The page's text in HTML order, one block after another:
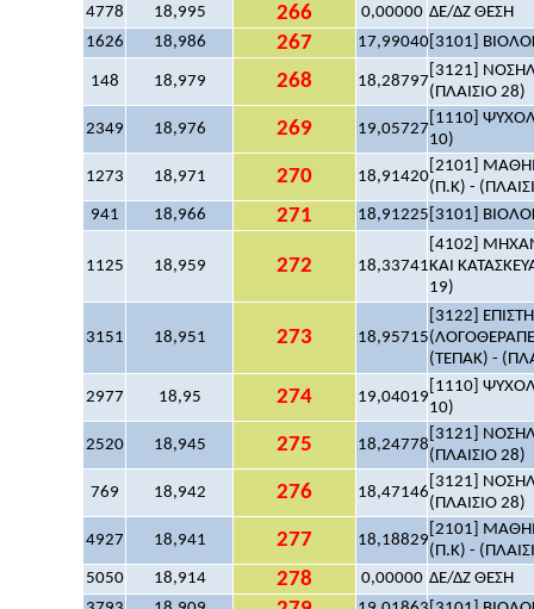
4778
18,995 266 0,00000 ΔΕ/ΔΖ ΘΕΣΗ
1626
18,986 267 17,99040 [3101]
148 18,979 268 18,28797
[3121]
(ΠΛΑΙΣΙΟ 28)
2349 18,976 269 19,05727
[1110]
10)
1273 18,971 270 18,91420
[2101]
(Π.Κ) -
941
18,966 271 18,91225 [3101]
1125 18,959 272 18,33741
[4102]
ΚΑΙ
19)
3151 18,951 273 18,95715
[3122]
(ΤΕΠΑΚ) -
2977 18,95 274 19,04019
[1110]
10)
2520 18,945 275 18,24778
[3121]
(ΠΛΑΙΣΙΟ 28)
769 18,942 276 18,47146
[3121]
(ΠΛΑΙΣΙΟ 28)
4927 18,941 277 18,18829
[2101]
(Π.Κ) -
5050
18,914 278 0,00000 ΔΕ/ΔΖ ΘΕΣΗ